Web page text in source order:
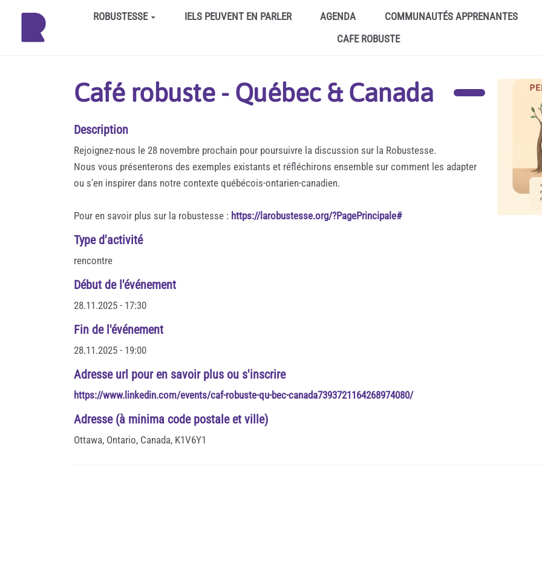
Aller au contenu principalROBUSTESSE IELS PEUVENT EN PARLER AGENDA
COMMUNAUTÉS APPRENANTES
CAFE ROBUSTE
Café robuste - Québec & Canada
Description
Rejoignez-nous le 28 novembre prochain pour poursuivre la discussion sur la Robustesse.
Nous vous présenterons des exemples existants et réfléchirons ensemble sur comment les adapter
ou s'en inspirer dans notre contexte québécois-ontarien-canadien.
Pour en savoir plus sur la robustesse : https://larobustesse.org/?PagePrincipale#
Type d'activité
rencontre
Début de l'événement
28.11.2025 - 17:30
Fin de l'événement
28.11.2025 - 19:00
Adresse url pour en savoir plus ou s'inscrire
https://www.linkedin.com/events/caf-robuste-qu-bec-canada7393721164268974080/
Adresse (à minima code postale et ville)
Ottawa, Ontario, Canada, K1V6Y1